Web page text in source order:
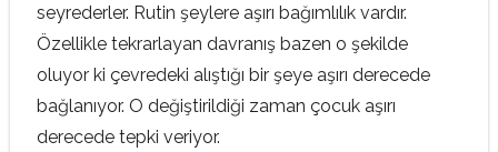
seyrederler. Rutin şeylere aşırı bağımlılık vardır.
Özellikle tekrarlayan davranış bazen o şekilde
oluyor ki çevredeki alıştığı bir şeye aşırı derecede
bağlanıyor. O değiştirildiği zaman çocuk aşırı
derecede tepki veriyor.